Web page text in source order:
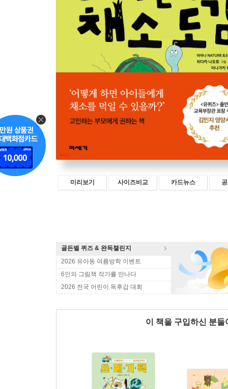
미리보기 사이즈비교 카드뉴스
골든벨 퀴즈 & 완독챌린지
2026 유아동 여름방학 이벤트
6인의 그림책 작가를 만나다
2026 전국 어린이 독후감 대회
이 책을 구입하신 분